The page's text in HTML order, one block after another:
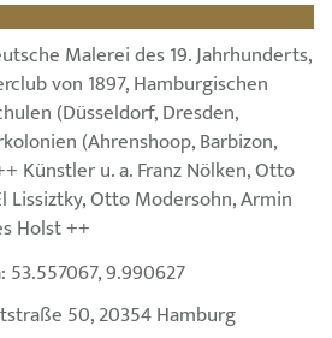
Malerei des 19. Jahrhunderts,
von 1897, Hamburgischen
(Düsseldorf, Dresden,
(Ahrenshoop, Barbizon,
Künstler u. a. Franz Nölken, Otto
Lissiztky, Otto Modersohn, Armin
Holst ++
: 53.557067, 9.990627
50, 20354 Hamburg